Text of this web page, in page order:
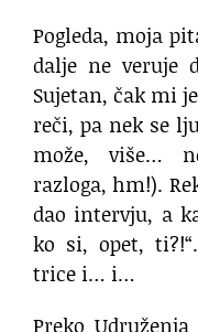
Pogleda, moja
dalje ne veruje
Sujetan, čak mi
reči, pa nek se
može, više…
razloga, hm!).
dao intervju, a
ko si, opet,
trice i… i…
Preko